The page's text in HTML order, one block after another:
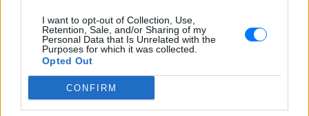
I want to opt-out of Collection, Use,
Retention, Sale, and/or Sharing of my
Personal Data that Is Unrelated with the
Purposes for which it was collected.
Opted Out
CONFIRM
Εύη Βατίδου: Αναψε φωτιές με κόκκινο μπικίνι
στην παραλία της Μυκόνου